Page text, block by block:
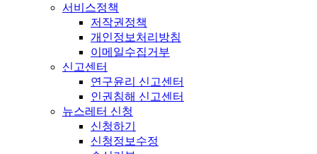
서비스정책
저작권정책
개인정보처리방침
이메일수집거부
신고센터
연구윤리 신고센터
인권침해 신고센터
뉴스레터 신청
신청하기
신청정보수정